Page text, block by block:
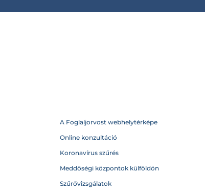
A Foglaljorvost webhelytérképe
Online konzultáció
Koronavírus szűrés
Meddőségi központok külföldön
Szűrővizsgálatok